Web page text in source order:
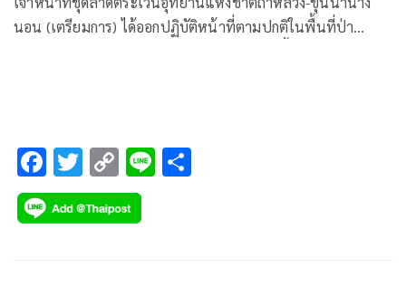
นอน (เตรียมการ)​ ได้ออกปฏิบัติหน้าที่ตามปกติในพื้นที่ป่า
F
ac
e
T
wi
tt
C
o
p
Li